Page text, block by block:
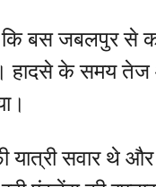
कि बस जबलपुर
हादसे के समय
यात्री सवार थे